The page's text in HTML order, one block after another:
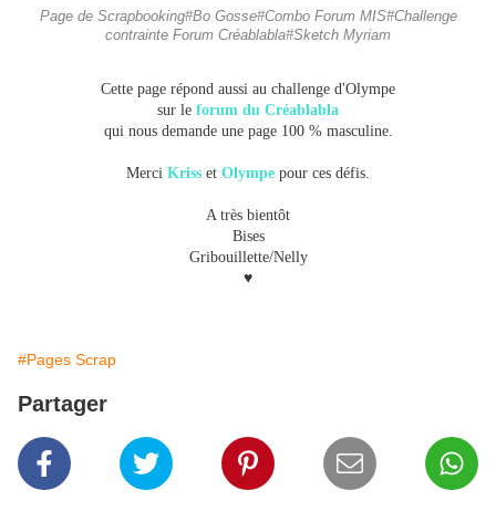
Page de Scrapbooking#Bo Gosse#Combo Forum MIS#Challenge
contrainte Forum Créablabla#Sketch Myriam
Cette page répond aussi au challenge d'Olympe
sur le forum du Créablabla
qui nous demande une page 100 % masculine.
Merci Kriss et Olympe pour ces défis.
A très bientôt
Bises
Gribouillette/Nelly
♥
#Pages Scrap
Partager